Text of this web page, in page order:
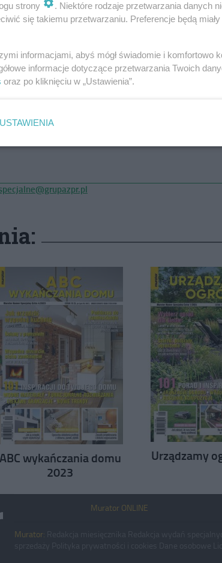
ABC wykańczania domu
2023
Urządzamy
Murator ONLINE
Murator:
strony
. Niektóre rodzaje przetwarzania danych
się takiemu przetwarzaniu. Preferencje będą
informacjami, abyś mógł świadomie i komfortowo
informacje dotyczące przetwarzania Twoich
oraz po kliknięciu w „Ustawienia”.
USTAWIENIA